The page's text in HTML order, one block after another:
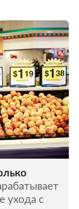
структуры
и СМИ
обитания
ухода с